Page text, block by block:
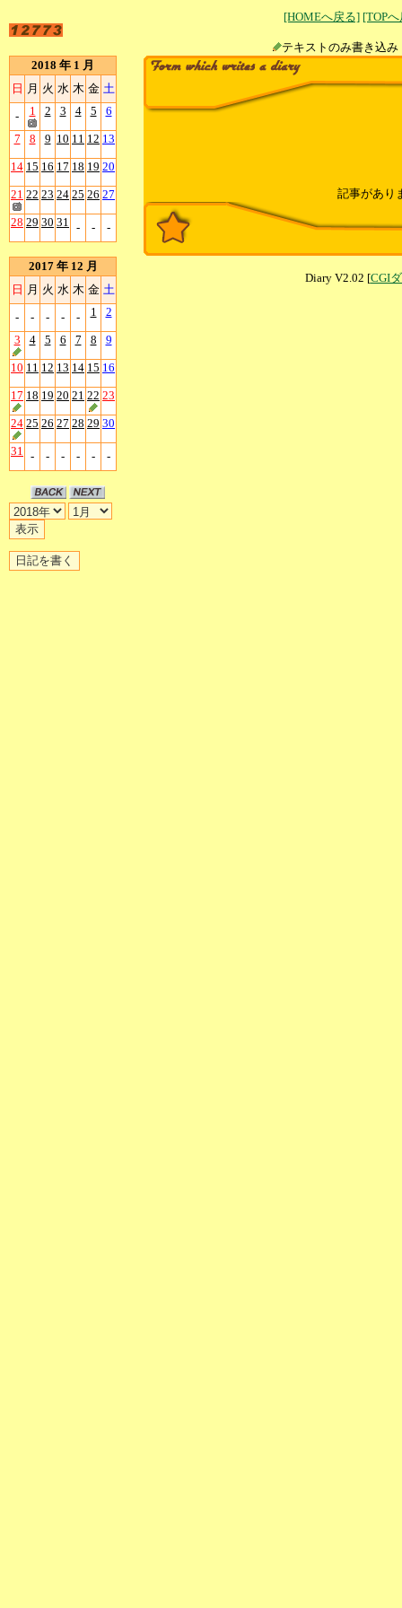
[HOMEへ戻る] [TOP
テキストのみ書
2018 年 1 月
日 月 火 水 木 金 土
- 1 2 3 4 5 6
7 8 9 10 11 12 13
14 15 16 17 18 19 20
21 22 23 24 25 26 27
28 29 30 31 - - -
2017 年 12 月
日 月 火 水 木 金 土
- - - - - 1 2
3 4 5 6 7 8 9
10 11 12 13 14 15 16
17 18 19 20 21 22 23
24 25 26 27 28 29 30
31 - - - - - -
記事があり
Diary V2.02 [CGI